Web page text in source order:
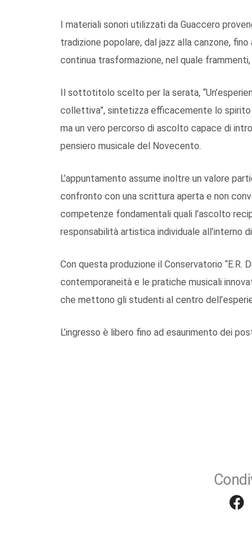
I materiali sonori utilizzati da Guaccero
tradizione popolare, dal jazz alla canzone,
continua trasformazione, nel quale
Il sottotitolo scelto per la serata,
collettiva”, sintetizza efficacemente lo
ma un vero percorso di ascolto capace di
pensiero musicale del Novecento.
L’appuntamento assume inoltre un valore
confronto con una scrittura aperta e non
competenze fondamentali quali l’ascolto
responsabilità artistica individuale all’interno
Con questa produzione il Conservatorio “E.R.
contemporaneità e le pratiche musicali
che mettono gli studenti al centro
L’ingresso è libero fino ad esaurimento dei